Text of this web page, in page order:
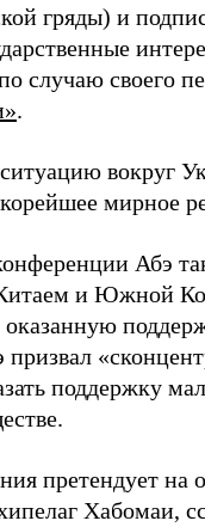
гряды) и
случаю своего
.
вокруг
мирное
Абэ
и Южной
оказанную
поддержку
претендует на
Хабомаи,